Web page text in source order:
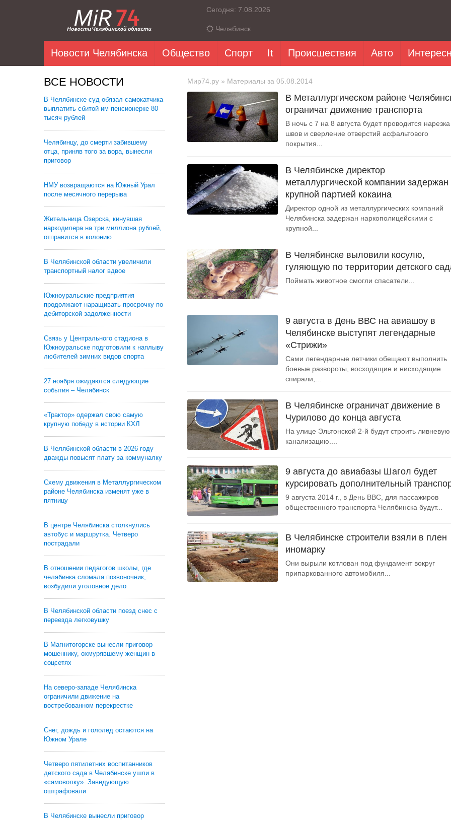
Сегодня: 7.08.2026
Челябинск
Новости Челябинска Общество Спорт It Происшествия Авто
ВСЕ НОВОСТИ
В Челябинске суд обязал самокатчика
выплатить сбитой им пенсионерке 80
тысяч рублей
Челябинцу, до смерти забившему
отца, приняв того за вора, вынесли
приговор
НМУ возвращаются на Южный Урал
после месячного перерыва
Жительница Озерска, кинувшая
наркодилера на три миллиона рублей,
отправится в колонию
В Челябинской области увеличили
транспортный налог вдвое
Южноуральские предприятия
продолжают наращивать просрочку по
дебиторской задолженности
Связь у Центрального стадиона в
Южноуральске подготовили к наплыву
любителей зимних видов спорта
27 ноября ожидаются следующие
события – Челябинск
«Трактор» одержал свою самую
крупную победу в истории КХЛ
В Челябинской области в 2026 году
дважды повысят плату за коммуналку
Схему движения в Металлургическом
районе Челябинска изменят уже в
пятницу
В центре Челябинска столкнулись
автобус и маршрутка. Четверо
пострадали
В отношении педагогов школы, где
челябинка сломала позвоночник,
возбудили уголовное дело
В Челябинской области поезд снес с
переезда легковушку
В Магнитогорске вынесли приговор
мошеннику, охмурявшему женщин в
соцсетях
На северо-западе Челябинска
ограничили движение на
востребованном перекрестке
Снег, дождь и гололед остаются на
Южном Урале
Четверо пятилетних воспитанников
детского сада в Челябинске ушли в
«самоволку». Заведующую
оштрафовали
В Челябинске вынесли приговор
Мир74.ру » Материалы за 05.08.2014
В Металлургическом районе
ограничат движение транспорта
В ночь с 7 на 8 августа будет проводится нарезка
швов и сверление отверстий асфальтового
покрытия...
В Челябинске директор
металлургической компании задержан
крупной партией кокаина
Директор одной из металлургических компаний
Челябинска задержан наркополицейскими с
крупной...
В Челябинске выловили косулю,
гуляющую по территории детского
Поймать животное смогли спасатели...
9 августа в День ВВС на авиашоу в
Челябинске выступят легендарные
«Стрижи»
Сами легендарные летчики обещают выполнить
боевые развороты, восходящие и нисходящие
спирали,...
В Челябинске ограничат движение в
Чурилово до конца августа
На улице Эльтонской 2-й будут строить ливневую
канализацию....
9 августа до авиабазы Шагол будет
курсировать дополнительный
9 августа 2014 г., в День ВВС, для пассажиров
общественного транспорта Челябинска будут...
В Челябинске строители взяли в плен
иномарку
Они вырыли котлован под фундамент вокруг
припаркованного автомобиля...